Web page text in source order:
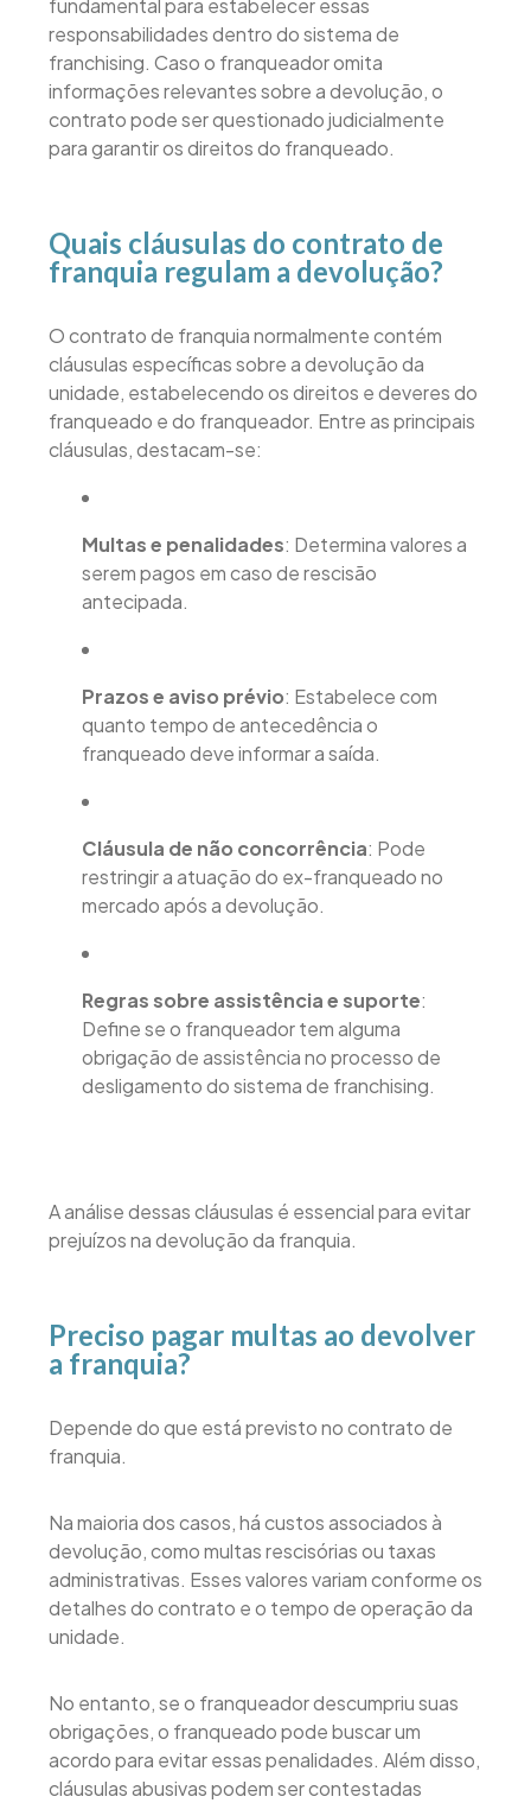
fundamental para estabelecer essas
responsabilidades dentro do sistema de
franchising. Caso o franqueador omita
informações relevantes sobre a devolução, o
contrato pode ser questionado judicialmente
para garantir os direitos do franqueado.
Quais cláusulas do contrato de
franquia regulam a devolução?
O contrato de franquia normalmente contém
cláusulas específicas sobre a devolução da
unidade, estabelecendo os direitos e deveres do
franqueado e do franqueador. Entre as principais
cláusulas, destacam-se:
Multas e penalidades: Determina valores a
serem pagos em caso de rescisão
antecipada.
Prazos e aviso prévio: Estabelece com
quanto tempo de antecedência o
franqueado deve informar a saída.
Cláusula de não concorrência: Pode
restringir a atuação do ex-franqueado no
mercado após a devolução.
Regras sobre assistência e suporte:
Define se o franqueador tem alguma
obrigação de assistência no processo de
desligamento do sistema de franchising.
A análise dessas cláusulas é essencial para evitar
prejuízos na devolução da franquia.
Preciso pagar multas ao devolver
a franquia?
Depende do que está previsto no contrato de
franquia.
Na maioria dos casos, há custos associados à
devolução, como multas rescisórias ou taxas
administrativas. Esses valores variam conforme os
detalhes do contrato e o tempo de operação da
unidade.
No entanto, se o franqueador descumpriu suas
obrigações, o franqueado pode buscar um
acordo para evitar essas penalidades. Além disso,
cláusulas abusivas podem ser contestadas